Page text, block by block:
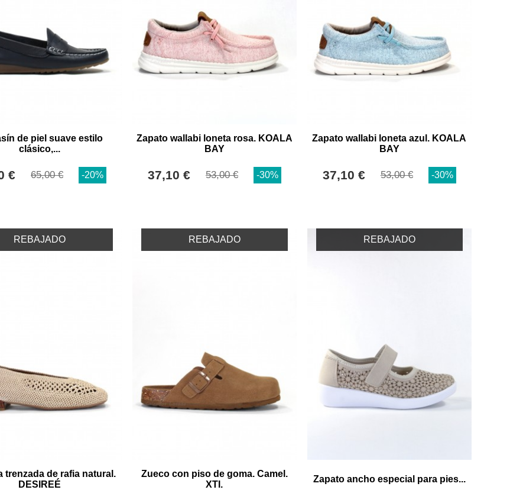
de piel suave estilo
clásico,...
€ 65,00 € -20%
Zapato wallabi loneta rosa. KOALA
BAY
37,10 € 53,00 € -30%
Zapato wallabi loneta azul. KOALA
BAY
37,10 € 53,00 € -30%
REBAJADO
trenzada de rafia natural.
DESIREÉ
REBAJADO
Zueco con piso de goma. Camel.
XTI.
REBAJADO
Zapato ancho especial para pies...